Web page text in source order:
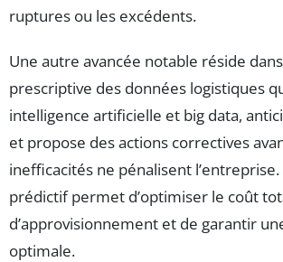
ruptures ou les excédents.
Une autre avancée notable réside dans
prescriptive des données logistiques
intelligence artificielle et big data,
et propose des actions correctives
inefficacités ne pénalisent
prédictif permet d’optimiser le coût
d’approvisionnement et de garantir
optimale.